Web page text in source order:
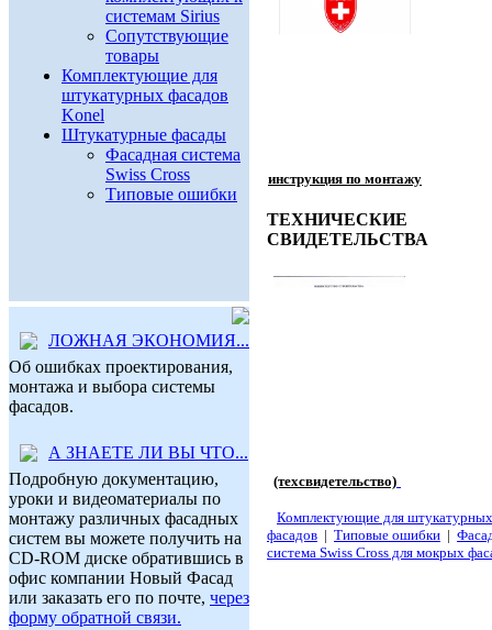
системам Sirius
Сопутствующие
товары
Комплектующие для
штукатурных фасадов
Konel
Штукатурные фасады
Фасадная система
Swiss Cross
Типовые ошибки
ЛОЖНАЯ ЭКОНОМИЯ...
Об ошибках проектирования,
монтажа и выбора системы
фасадов.
А ЗНАЕТЕ ЛИ ВЫ ЧТО...
Подробную документацию,
уроки и видеоматериалы по
монтажу различных фасадных
систем вы можете получить на
CD-ROM диске обратившись в
офис компании Новый Фасад
или заказать его по почте, через
форму обратной связи.
инструкция по монтажу
ТЕХНИЧЕСКИЕ
СВИДЕТЕЛЬСТВА
(техсвидетельство)
Комплектующие для штукатурных
фасадов | Типовые ошибки |
система Swiss Cross для мокрых